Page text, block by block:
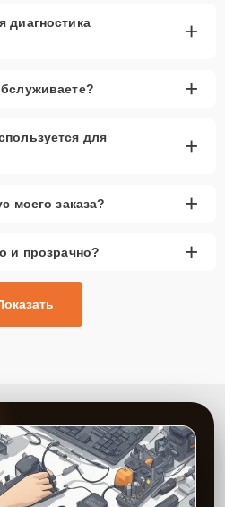
диагностика
+
+
для
+
моего заказа? +
и прозрачно? +